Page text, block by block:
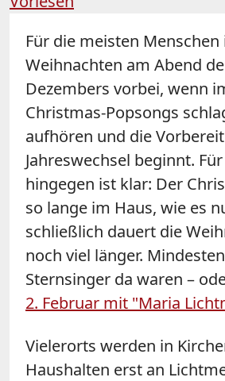
Für die meisten Menschen
Weihnachten am Abend
Dezembers vorbei, wenn
Christmas-Popsongs
aufhören und die
Jahreswechsel beginnt.
hingegen ist klar: Der
so lange im Haus, wie es
schließlich dauert die
noch viel länger.
Sternsinger da waren –
2. Februar mit "Maria
Vielerorts werden in
Haushalten erst an